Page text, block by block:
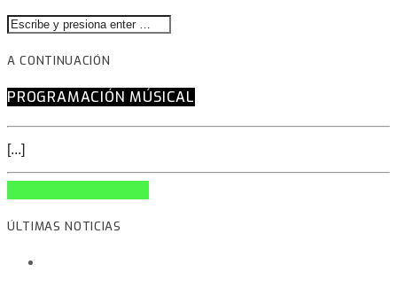
A CONTINUACIÓN
PROGRAMACIÓN MÚSICAL
[...]
ÚLTIMAS NOTICIAS